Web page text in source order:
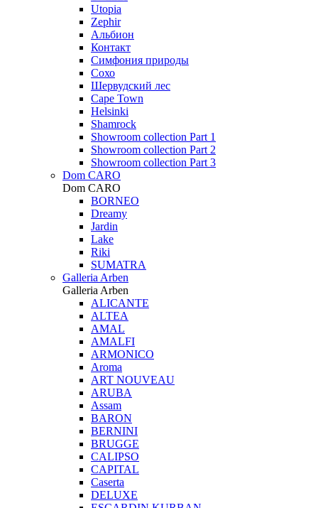
Utopia
Zephir
Альбион
Контакт
Симфония природы
Сохо
Шервудский лес
Cape Town
Helsinki
Shamrock
Showroom collection Part 1
Showroom collection Part 2
Showroom collection Part 3
Dom CARO
Dom CARO
BORNEO
Dreamy
Jardin
Lake
Riki
SUMATRA
Galleria Arben
Galleria Arben
ALICANTE
ALTEA
AMAL
AMALFI
ARMONICO
Aroma
ART NOUVEAU
ARUBA
Assam
BARON
BERNINI
BRUGGE
CALIPSO
CAPITAL
Caserta
DELUXE